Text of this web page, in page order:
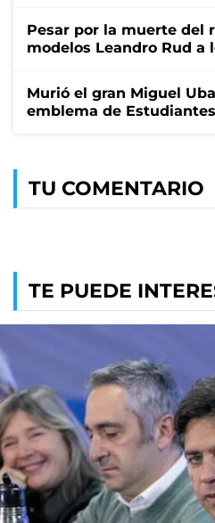
Pesar por la muerte del
modelos Leandro Rud a
Murió el gran Miguel
emblema de
TU COMENTARIO
TE PUEDE